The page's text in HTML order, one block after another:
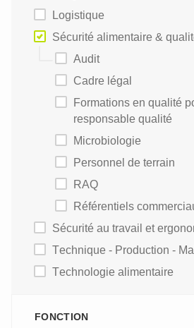
Logistique
Sécurité alimentaire &
Audit
Cadre légal
Formations en qualité pour le
responsable qualité
Microbiologie
Personnel de terrain
RAQ
Référentiels
Sécurité au travail et
Technique - Production -
Technologie alimentaire
FONCTION